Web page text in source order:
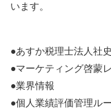
います。
●あすか税理士法人社史
●マーケティング啓蒙
●業界情報
●個人業績評価管理ル